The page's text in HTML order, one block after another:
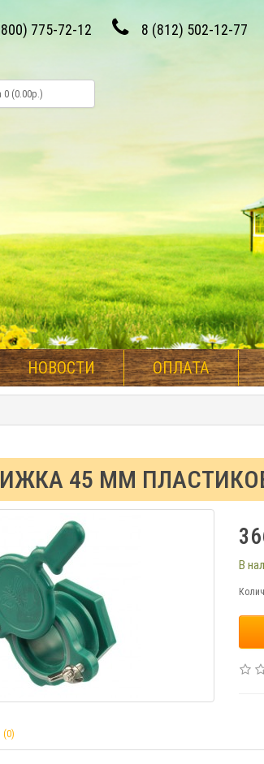
775-72-12 8 (812) 502-12-77
0 (0.00р.)
НОВОСТИ ОПЛАТА
45 ММ
В
(0)